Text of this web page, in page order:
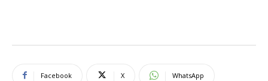
Facebook X WhatsApp